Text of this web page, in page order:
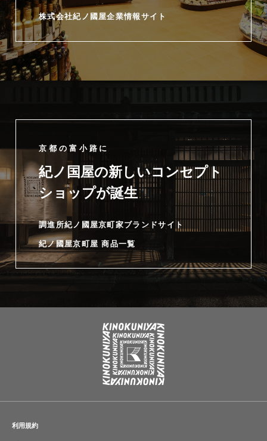
株式会社紀ノ國屋企業情報サイト
京都の富小路に
紀ノ国屋の新しいコンセプト
ショップが誕生
調進所紀ノ國屋京町家ブランドサイト
紀ノ國屋京町屋 商品一覧
利用規約